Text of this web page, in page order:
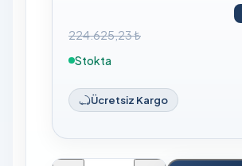
224.625,23 ₺
Stokta
Ücretsiz Kargo